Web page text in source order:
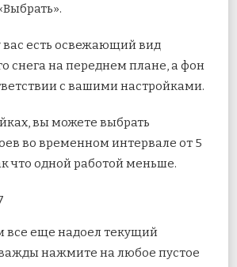
вас есть освежающий вид
снега на переднем плане, а фон
с вашими настройками.
вы можете выбрать
во временном интервале от 5
что одной работой меньше.
все еще надоел текущий
нажмите на любое пустое